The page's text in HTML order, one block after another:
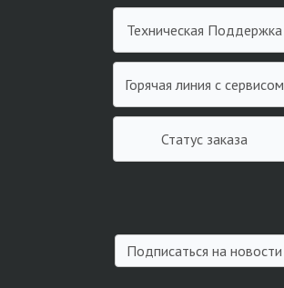
Техническая Поддержка
Горячая линия с сервисом
Статус заказа
Подписаться на новости